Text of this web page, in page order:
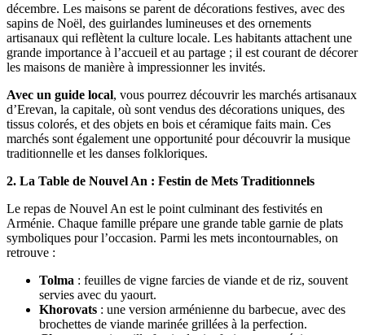
décembre. Les maisons se parent de décorations festives, avec des
sapins de Noël, des guirlandes lumineuses et des ornements
artisanaux qui reflètent la culture locale. Les habitants attachent une
grande importance à l’accueil et au partage ; il est courant de décorer
les maisons de manière à impressionner les invités.
Avec un guide local, vous pourrez découvrir les marchés artisanaux
d’Erevan, la capitale, où sont vendus des décorations uniques, des
tissus colorés, et des objets en bois et céramique faits main. Ces
marchés sont également une opportunité pour découvrir la musique
traditionnelle et les danses folkloriques.
2. La Table de Nouvel An : Festin de Mets Traditionnels
Le repas de Nouvel An est le point culminant des festivités en
Arménie. Chaque famille prépare une grande table garnie de plats
symboliques pour l’occasion. Parmi les mets incontournables, on
retrouve :
Tolma : feuilles de vigne farcies de viande et de riz, souvent
servies avec du yaourt.
Khorovats : une version arménienne du barbecue, avec des
brochettes de viande marinée grillées à la perfection.